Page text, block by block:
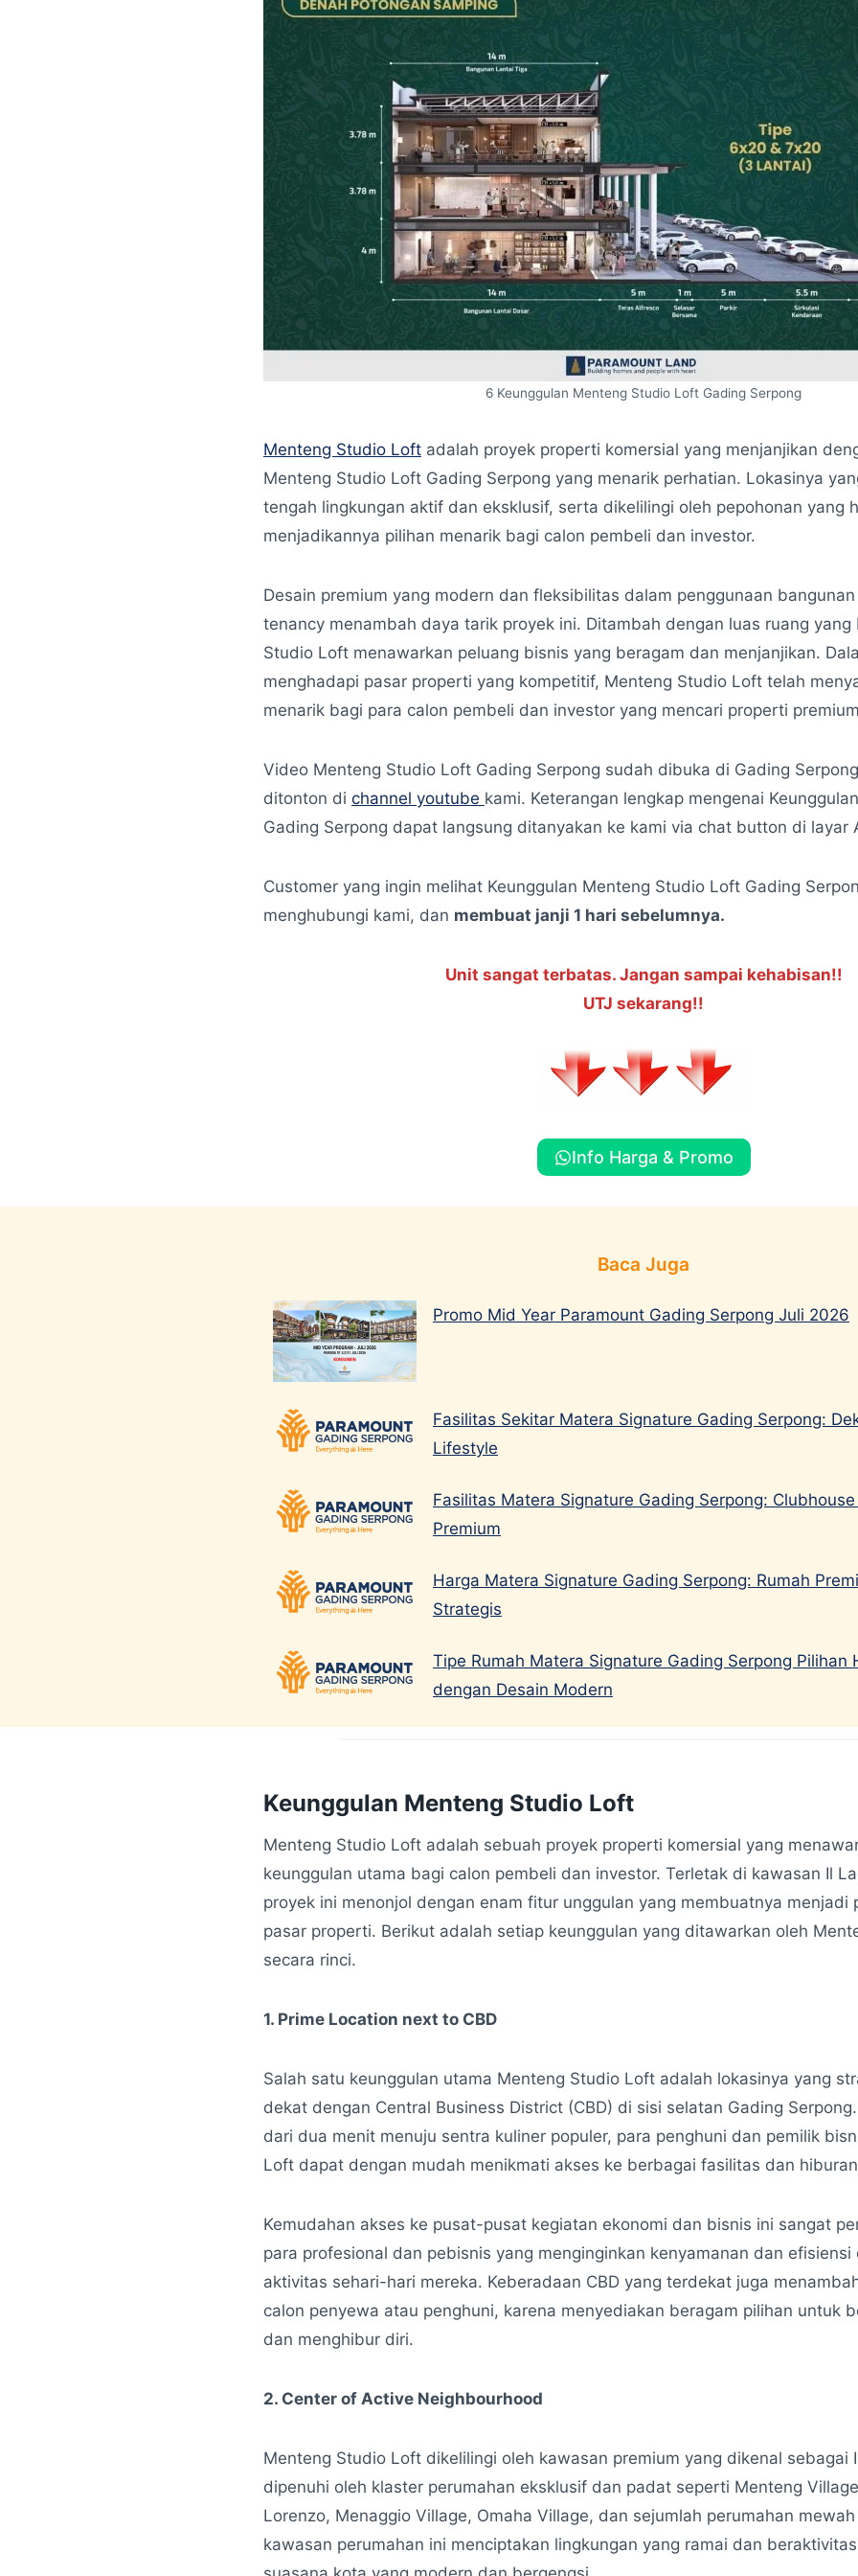
6 Keunggulan Menteng Studio Loft Gading Serpong
Menteng Studio Loft adalah proyek properti komersial yang menjanjikan
Menteng Studio Loft Gading Serpong yang menarik perhatian. Lokasinya
tengah lingkungan aktif dan eksklusif, serta dikelilingi oleh pepohonan yang
menjadikannya pilihan menarik bagi calon pembeli dan investor.
Desain premium yang modern dan fleksibilitas dalam penggunaan
tenancy menambah daya tarik proyek ini. Ditambah dengan luas ruang yang
Studio Loft menawarkan peluang bisnis yang beragam dan menjanjikan.
menghadapi pasar properti yang kompetitif, Menteng Studio Loft telah
menarik bagi para calon pembeli dan investor yang mencari properti
Video Menteng Studio Loft Gading Serpong sudah dibuka di Gading
ditonton di channel youtube kami. Keterangan lengkap mengenai
Gading Serpong dapat langsung ditanyakan ke kami via chat button di layar
Customer yang ingin melihat Keunggulan Menteng Studio Loft Gading
menghubungi kami, dan membuat janji 1 hari sebelumnya.
Unit sangat terbatas. Jangan sampai kehabisan!!
UTJ sekarang!!
Info Harga & Promo
Baca Juga
Promo Mid Year Paramount Gading Serpong Juli 2026
Fasilitas Sekitar Matera Signature Gading Serpong:
Lifestyle
Fasilitas Matera Signature Gading Serpong:
Premium
Harga Matera Signature Gading Serpong: Rumah
Strategis
Tipe Rumah Matera Signature Gading Serpong Pilihan
dengan Desain Modern
Keunggulan Menteng Studio Loft
Menteng Studio Loft adalah sebuah proyek properti komersial yang
keunggulan utama bagi calon pembeli dan investor. Terletak di kawasan Il
proyek ini menonjol dengan enam fitur unggulan yang membuatnya menjadi
pasar properti. Berikut adalah setiap keunggulan yang ditawarkan oleh
secara rinci.
1. Prime Location next to CBD
Salah satu keunggulan utama Menteng Studio Loft adalah lokasinya yang
dekat dengan Central Business District (CBD) di sisi selatan Gading
dari dua menit menuju sentra kuliner populer, para penghuni dan pemilik
Loft dapat dengan mudah menikmati akses ke berbagai fasilitas dan
Kemudahan akses ke pusat-pusat kegiatan ekonomi dan bisnis ini sangat
para profesional dan pebisnis yang menginginkan kenyamanan dan efisiensi
aktivitas sehari-hari mereka. Keberadaan CBD yang terdekat juga
calon penyewa atau penghuni, karena menyediakan beragam pilihan untuk
dan menghibur diri.
2. Center of Active Neighbourhood
Menteng Studio Loft dikelilingi oleh kawasan premium yang dikenal sebagai
dipenuhi oleh klaster perumahan eksklusif dan padat seperti Menteng
Lorenzo, Menaggio Village, Omaha Village, dan sejumlah perumahan
kawasan perumahan ini menciptakan lingkungan yang ramai dan